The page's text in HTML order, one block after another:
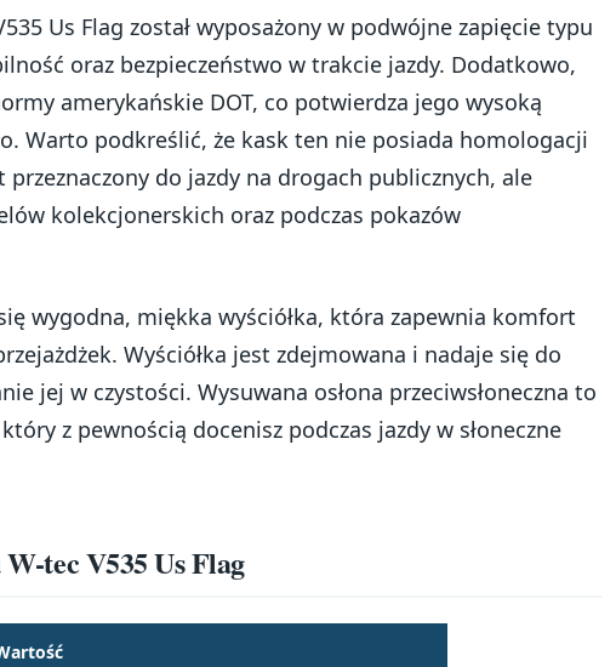
Us Flag został wyposażony w podwójne zapięcie typu
oraz bezpieczeństwo w trakcie jazdy. Dodatkowo,
amerykańskie DOT, co potwierdza jego wysoką
Warto podkreślić, że kask ten nie posiada homologacji
przeznaczony do jazdy na drogach publicznych, ale
kolekcjonerskich oraz podczas pokazów
wygodna, miękka wyściółka, która zapewnia komfort
Wyściółka jest zdejmowana i nadaje się do
jej w czystości. Wysuwana osłona przeciwsłoneczna to
z pewnością docenisz podczas jazdy w słoneczne
tec V535 Us Flag